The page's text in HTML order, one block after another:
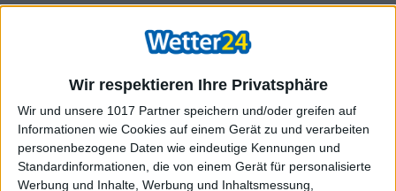
Wir respektieren Ihre Privatsphäre
Wir und unsere 1017 Partner speichern und/oder greifen auf
Informationen wie Cookies auf einem Gerät zu und verarbeiten
personenbezogene Daten wie eindeutige Kennungen und
Standardinformationen, die von einem Gerät für personalisierte
Werbung und Inhalte, Werbung und Inhaltsmessung,